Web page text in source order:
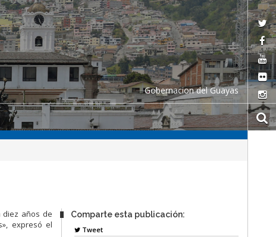
Gobernacion del Guayas
diez años de
expresó el
Comparte esta publicación:
Tweet